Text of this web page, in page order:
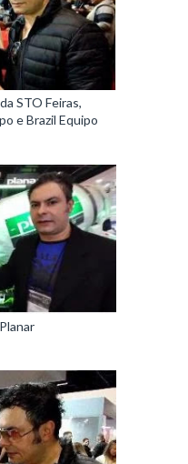
STO Feiras,
e Brazil Equipo